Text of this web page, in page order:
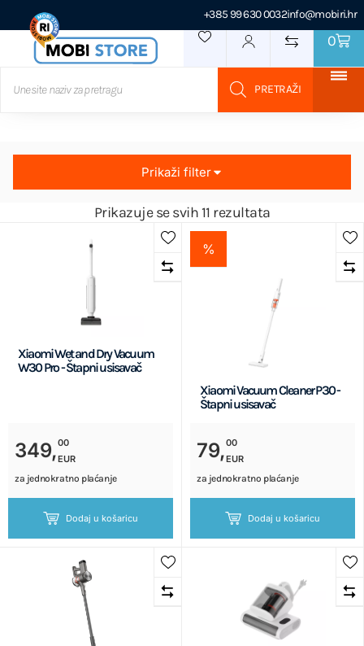
+385 99 630 0032info@mobiri.hr
0
Prikaži filter
Prikazuje se svih 11 rezultata
Xiaomi Wet and Dry Vacuum
W30 Pro - Štapni usisavač
349,00
EUR
za jednokratno plaćanje
Dodaj u košaricu
%
Xiaomi Vacuum Cleaner P30 -
Štapni usisavač
79,00
EUR
za jednokratno plaćanje
Dodaj u košaricu